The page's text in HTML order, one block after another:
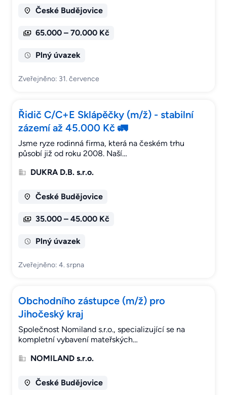
České Budějovice
65.000 – 70.000 Kč
Plný úvazek
Zveřejněno: 31. července
Řidič C/C+E Sklápěčky (m/ž) - stabilní
zázemí až 45.000 Kč 🚛
Jsme ryze rodinná firma, která na českém trhu
působí již od roku 2008. Naší…
DUKRA D.B. s.r.o.
České Budějovice
35.000 – 45.000 Kč
Plný úvazek
Zveřejněno: 4. srpna
Obchodního zástupce (m/ž) pro
Jihočeský kraj
Společnost Nomiland s.r.o., specializující se na
kompletní vybavení mateřských…
NOMILAND s.r.o.
České Budějovice